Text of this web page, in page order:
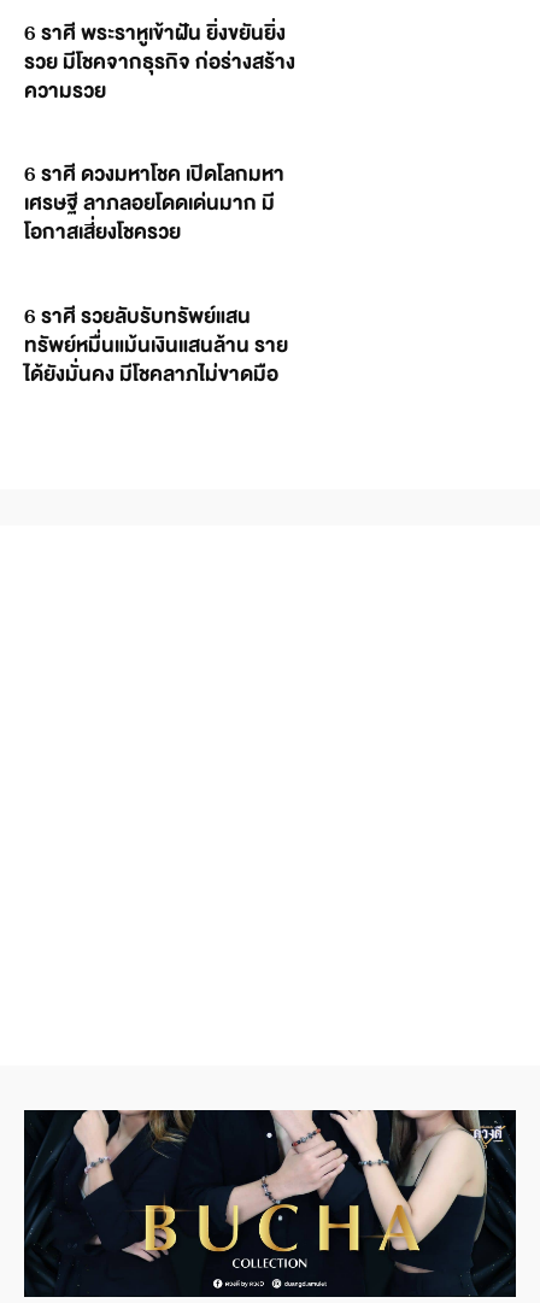
6 ราศี พระราหูเข้าฝัน ยิ่งขยันยิ่ง
รวย มีโชคจากธุรกิจ ก่อร่างสร้าง
ความรวย
6 ราศี ดวงมหาโชค เปิดโลกมหา
เศรษฐี ลาภลอยโดดเด่นมาก มี
โอกาสเสี่ยงโชครวย
6 ราศี รวยลับรับทรัพย์แสน
ทรัพย์หมื่นแม้นเงินแสนล้าน ราย
ได้ยังมั่นคง มีโชคลาภไม่ขาดมือ